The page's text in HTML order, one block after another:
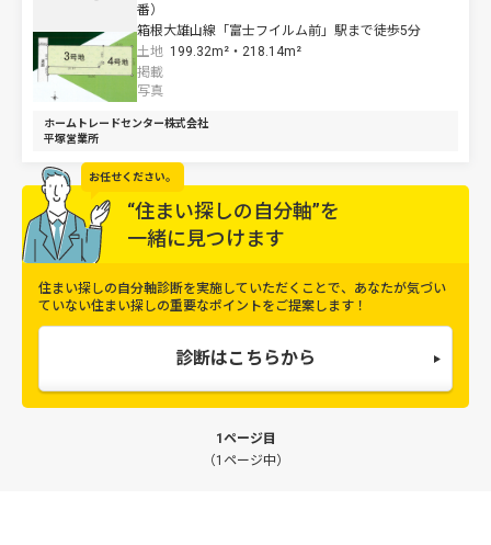
番）
箱根大雄山線「富士フイルム前」駅まで徒歩5分
土地 199.32m²・ 218.14m²
掲載
写真
ホームトレードセンター株式会社
平塚営業所
お任せください。
“住まい探しの自分軸”を
一緒に見つけます
住まい探しの自分軸診断を実施していただくことで、 あなたが気づい
ていない住まい探しの重要なポイントをご提案します！
診断はこちらから
1ページ目
（1ページ中）